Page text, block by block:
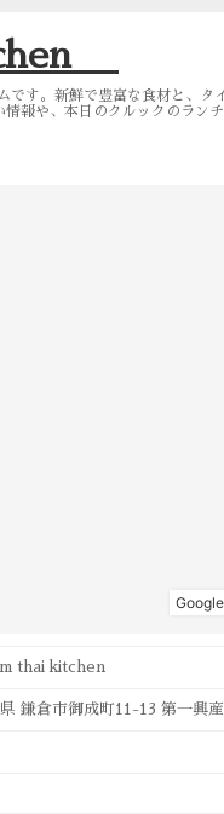
です。新鮮で豊富な食材と、タ
情報や、本日のクルックのラ
thai kitchen
鎌倉市御成町11-13 第一興